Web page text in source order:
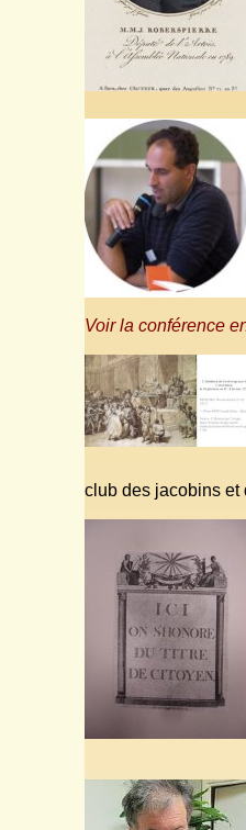
Voir la conférence
club des jacobins